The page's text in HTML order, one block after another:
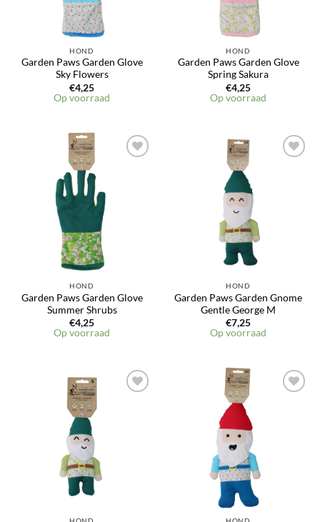
HOND
Garden Paws Garden Glove
Sky Flowers
€4,25
Op voorraad
HOND
Garden Paws Garden Glove
Spring Sakura
€4,25
Op voorraad
HOND
Garden Paws Garden Glove
Summer Shrubs
€4,25
Op voorraad
HOND
Garden Paws Garden Gnome
Gentle George M
€7,25
Op voorraad